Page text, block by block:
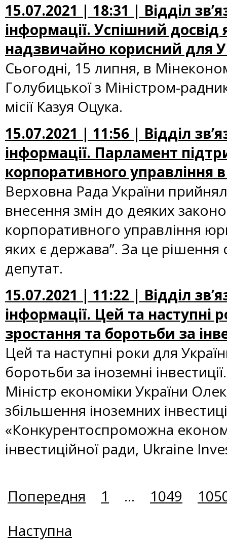
15.07.2021 | 18:31 | Відділ
інформації. Успішний досвід
надзвичайно корисний для
Сьогодні, 15 липня, в
Голубицької з Міністром-
місії Казуя Оцука.
15.07.2021 | 11:56 | Відділ
інформації. Парламент
корпоративного управління
Верховна Рада України
внесення змін до деяких
корпоративного управління
яких є держава”. За це
депутат.
15.07.2021 | 11:22 | Відділ
інформації. Цей та наступні
зростання та боротьби за
Цей та наступні роки для
боротьби за іноземні
Міністр економіки України
збільшення іноземних
«Конкурентоспроможна
інвестиційної ради, Ukraine
Попередня 1 ... 1049
Наступна